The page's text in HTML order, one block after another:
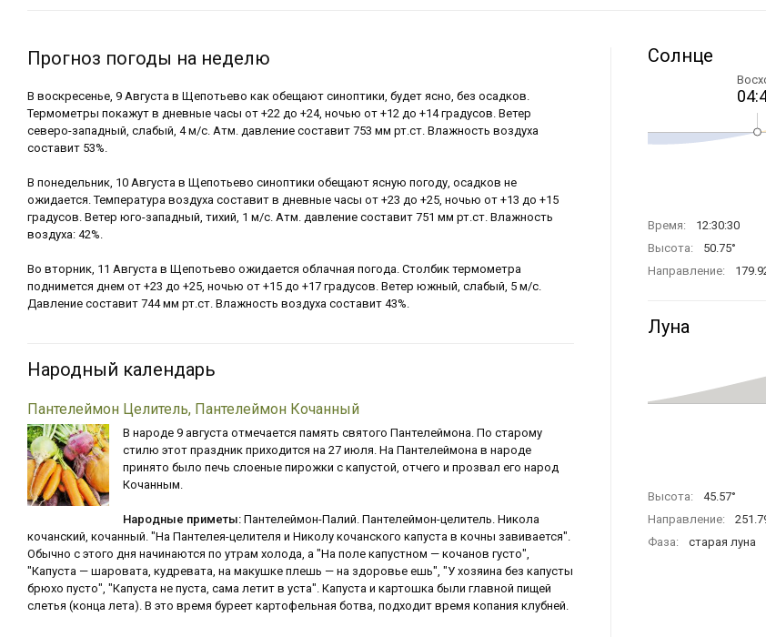
Прогноз погоды на неделю
В воскресенье, 9 Августа в Щепотьево как обещают синоптики, будет ясно, без осадков.
Термометры покажут в дневные часы от +22 до +24, ночью от +12 до +14 градусов. Ветер
северо-западный, слабый, 4 м/с. Атм. давление составит 753 мм рт.ст. Влажность воздуха
составит 53%.
В понедельник, 10 Августа в Щепотьево синоптики обещают ясную погоду, осадков не
ожидается. Температура воздуха составит в дневные часы от +23 до +25, ночью от +13 до +15
градусов. Ветер юго-западный, тихий, 1 м/с. Атм. давление составит 751 мм рт.ст. Влажность
воздуха: 42%.
Во вторник, 11 Августа в Щепотьево ожидается облачная погода. Столбик термометра
поднимется днем от +23 до +25, ночью от +15 до +17 градусов. Ветер южный, слабый, 5 м/с.
Давление составит 744 мм рт.ст. Влажность воздуха составит 43%.
Народный календарь
Пантелеймон Целитель, Пантелеймон Кочанный
В народе 9 августа отмечается память святого Пантелеймона. По старому
стилю этот праздник приходится на 27 июля. На Пантелеймона в народе
принято было печь слоеные пирожки с капустой, отчего и прозвал его народ
Кочанным.
Народные приметы: Пантелеймон-Палий. Пантелеймон-целитель. Никола
кочанский, кочанный. "На Пантелея-целителя и Николу кочанского капуста в кочны завивается".
Обычно с этого дня начинаются по утрам холода, а "На поле капустном — кочанов густо",
"Капуста — шаровата, кудревата, на макушке плешь — на здоровье ешь", "У хозяина без капусты
брюхо пусто", "Капуста не пуста, сама летит в уста". Капуста и картошка были главной пищей
слетья (конца лета). В это время буреет картофельная ботва, подходит время копания клубней.
Солнце
Время:
12:30:30
Высота:
50.75°
Направление:
Луна
Высота:
45.57°
Направление:
Фаза:
старая луна